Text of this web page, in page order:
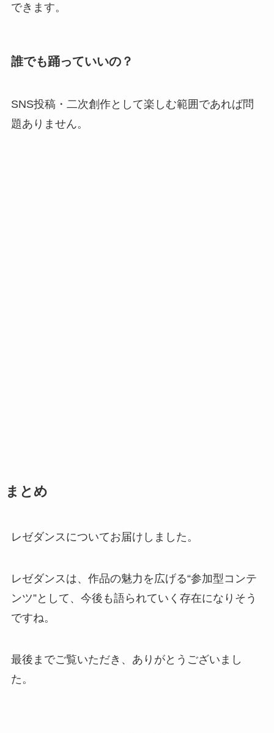
できます。
誰でも踊っていいの？
SNS投稿・二次創作として楽しむ範囲であれば問
題ありません。
まとめ
レゼダンスについてお届けしました。
レゼダンスは、作品の魅力を広げる“参加型コンテ
ンツ”として、今後も語られていく存在になりそう
ですね。
最後までご覧いただき、ありがとうございまし
た。